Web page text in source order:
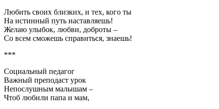
Любить своих близких, и тех, кого ты
На истинный путь наставляешь!
Желаю улыбок, любви, доброты –
Со всем сможешь справиться, знаешь!
***
Социальный педагог
Важный преподаст урок
Непослушным малышам –
Чтоб любили папа и мам,